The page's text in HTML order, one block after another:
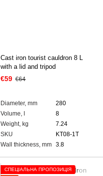
Cast iron tourist cauldron 8 L
with a lid and tripod
€59 €64
Diameter, mm
280
Volume, l
8
Weight, kg
7.24
SKU
KT08-1T
Wall thickness, mm 3.8
СПЕЦІАЛЬНА ПРОПОЗИЦІЯ